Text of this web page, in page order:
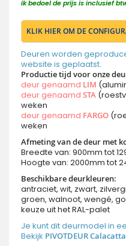
ik bedoel de prijs is inclusief
KLIK HIER OM DE
Deuren worden
website is geplaatst.
Productie tijd voor onze
deur genaamd LIM
deur genaamd STA
weken
deur genaamd FARGO
weken
Afmeting van de deur met
Breedte van: 900mm tot
Hoogte van: 2000mm tot
Beschikbare deurkleuren:
antraciet, wit, zwart,
groen, walnoot, wengé,
keuze uit het RAL-palet
Je kunt dit deurmodel in
Bekijk PIVOTDEUR Calacatta